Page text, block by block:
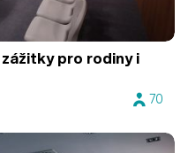
pro rodiny i
70